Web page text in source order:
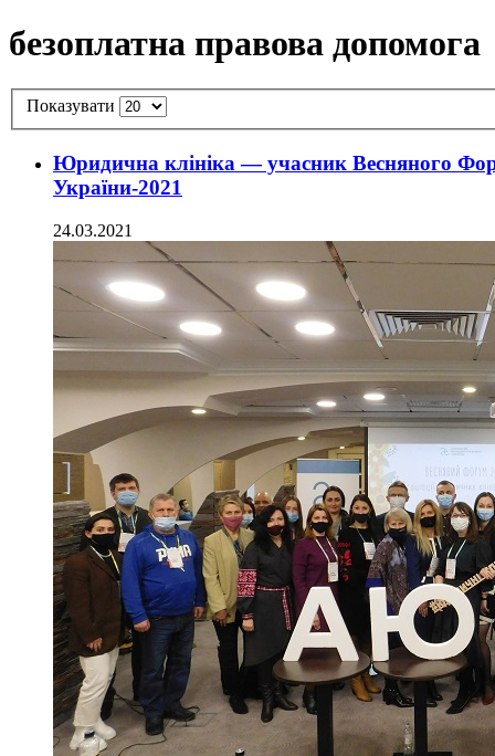
безоплатна правова допомога
Показувати
Юридична клініка — учасник Весняного
України-2021
24.03.2021